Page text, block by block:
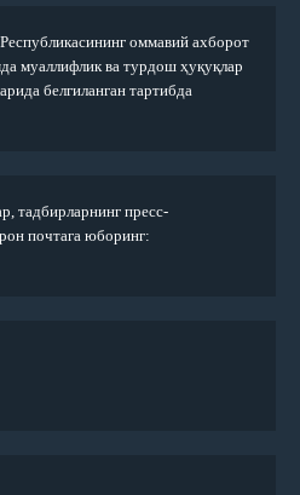
оммавий ахборот
муаллифлик ва турдош ҳуқуқлар
белгиланган тартибда
тадбирларнинг пресс-
почтага юборинг: